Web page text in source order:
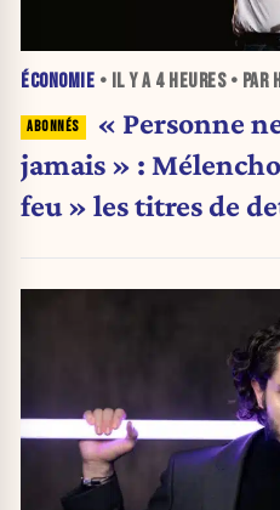
ÉCONOMIE • IL Y A 4 HEURES• PAR
« Personne
jamais » :
feu » les titres de